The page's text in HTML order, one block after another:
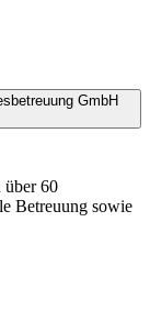
GmbH
über 60
Betreuung sowie